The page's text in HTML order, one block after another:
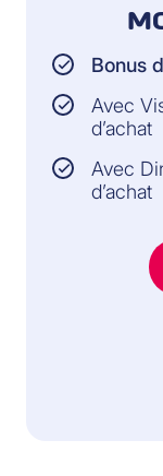
Bonus
Avec
d’achat
Avec
d’achat